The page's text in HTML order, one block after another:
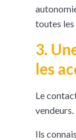
toutes les
3.
les
Le
vendeurs.
Ils